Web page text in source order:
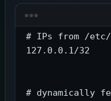
# IPs from /
127.0.0.1/32
# dynamically